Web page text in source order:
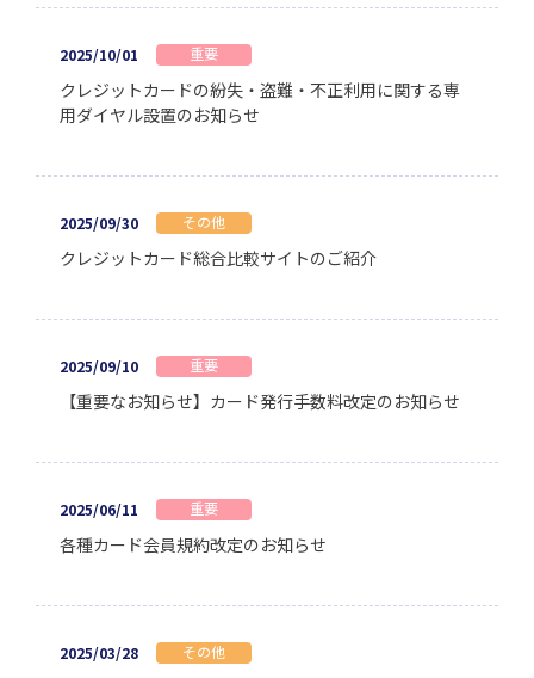
2025/10/01 重要
クレジットカードの紛失・盗難・不正利用に関する専
用ダイヤル設置のお知らせ
2025/09/30 その他
クレジットカード総合比較サイトのご紹介
2025/09/10 重要
【重要なお知らせ】カード発行手数料改定のお知らせ
2025/06/11 重要
各種カード会員規約改定のお知らせ
2025/03/28 その他